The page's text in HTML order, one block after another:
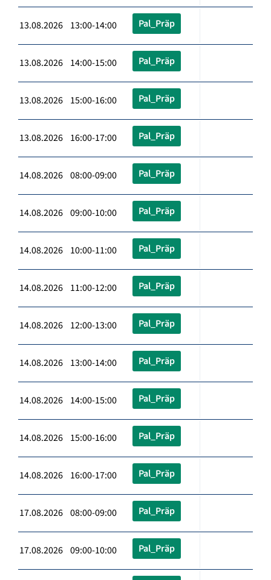
13.08.2026 13:00-14:00 Pal_Präp
13.08.2026 14:00-15:00 Pal_Präp
13.08.2026 15:00-16:00 Pal_Präp
13.08.2026 16:00-17:00 Pal_Präp
14.08.2026 08:00-09:00 Pal_Präp
14.08.2026 09:00-10:00 Pal_Präp
14.08.2026 10:00-11:00 Pal_Präp
14.08.2026 11:00-12:00 Pal_Präp
14.08.2026 12:00-13:00 Pal_Präp
14.08.2026 13:00-14:00 Pal_Präp
14.08.2026 14:00-15:00 Pal_Präp
14.08.2026 15:00-16:00 Pal_Präp
14.08.2026 16:00-17:00 Pal_Präp
17.08.2026 08:00-09:00 Pal_Präp
17.08.2026 09:00-10:00 Pal_Präp